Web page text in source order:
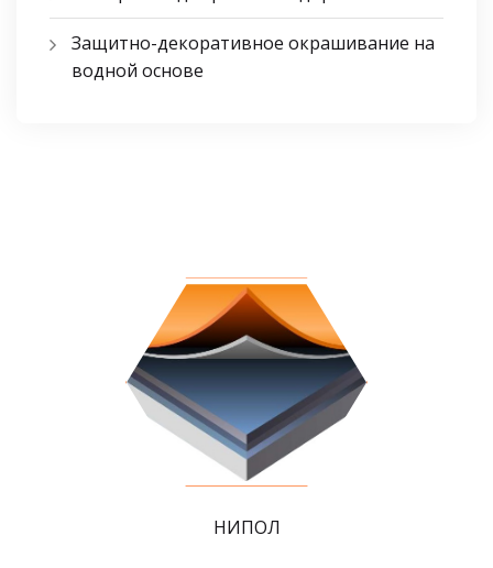
Защитно-декоративное окрашивание на
водной основе
НИПОЛ